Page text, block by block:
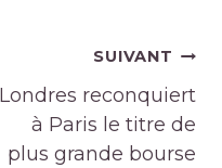
SUIVANT
Londres reconquiert
à Paris le titre de
plus grande bourse